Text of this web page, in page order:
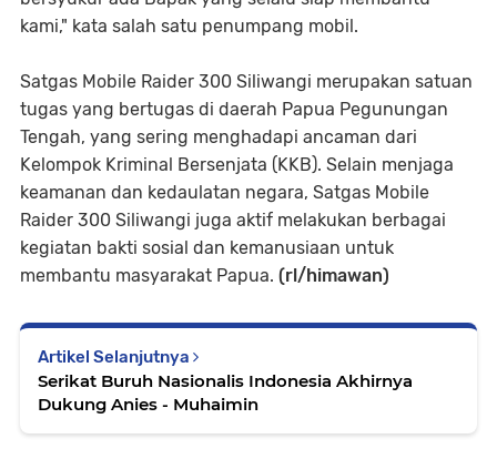
kami," kata salah satu penumpang mobil.
Satgas Mobile Raider 300 Siliwangi merupakan satuan
tugas yang bertugas di daerah Papua Pegunungan
Tengah, yang sering menghadapi ancaman dari
Kelompok Kriminal Bersenjata (KKB). Selain menjaga
keamanan dan kedaulatan negara, Satgas Mobile
Raider 300 Siliwangi juga aktif melakukan berbagai
kegiatan bakti sosial dan kemanusiaan untuk
membantu masyarakat Papua. (rl/himawan)
Artikel Selanjutnya
Serikat Buruh Nasionalis Indonesia Akhirnya
Dukung Anies - Muhaimin